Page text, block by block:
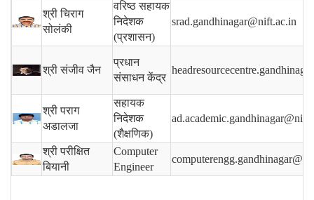
श्री चिराग
सोलंकी
वरिष्ठ सहायक
निदेशक
(प्रशासन)
srad.gandhinagar@nift.ac.in
श्री संजीव जैन
प्रधान
संसाधन केंद्र
श्री पराग
अडालजा
सहायक
निदेशक
(शैक्षणिक)
श्री परीक्षित
बियानी
Computer
Engineer